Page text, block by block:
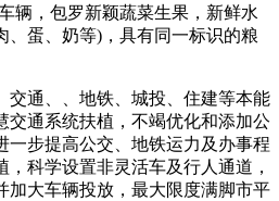
辆，包罗新颖蔬菜生果，新鲜水
、蛋、奶等)，具有同一标识的粮
通、、地铁、城投、住建等本能
交通系统扶植，不竭优化和添加公
一步提高公交、地铁运力及办事程
科学设置非灵活车及行人通道，
加大车辆投放，最大限度满脚市平